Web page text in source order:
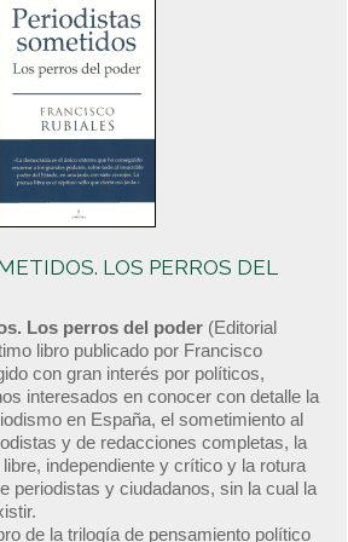
LOS PERROS DEL
Los perros del poder (Editorial
libro publicado por Francisco
con gran interés por políticos,
interesados en conocer con detalle la
en España, el sometimiento al
y de redacciones completas, la
independiente y crítico y la rotura
periodistas y ciudadanos, sin la cual la
de la trilogía de pensamiento político